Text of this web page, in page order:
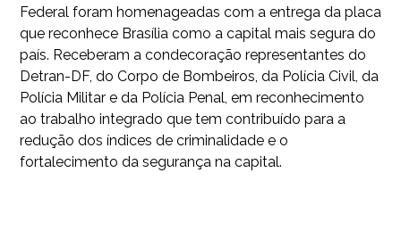
Federal foram homenageadas com a entrega da placa
que reconhece Brasília como a capital mais segura do
país. Receberam a condecoração representantes do
Detran-DF, do Corpo de Bombeiros, da Polícia Civil, da
Polícia Militar e da Polícia Penal, em reconhecimento
ao trabalho integrado que tem contribuído para a
redução dos índices de criminalidade e o
fortalecimento da segurança na capital.